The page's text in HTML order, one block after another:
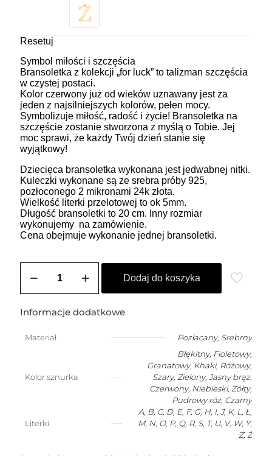
Resetuj
Symbol miłości i szczęścia
Bransoletka z kolekcji „for luck” to talizman szczęścia
w czystej postaci.
Kolor czerwony już od wieków uznawany jest za
jeden z najsilniejszych kolorów, pełen mocy.
Symbolizuje miłość, radość i życie! Bransoletka na
szczęście zostanie stworzona z myślą o Tobie. Jej
moc sprawi, że każdy Twój dzień stanie się
wyjątkowy!
Dziecięca bransoletka wykonana jest jedwabnej nitki.
Kuleczki wykonane są ze srebra próby 925,
pozłoconego 2 mikronami 24k złota.
Wielkość literki przelotowej to ok 5mm.
Długość bransoletki to 20 cm. Inny rozmiar
wykonujemy na zamówienie.
Cena obejmuje wykonanie jednej bransoletki.
Bransoletka
dziecka
10
lat)
literką
Dodaj do koszyka
Informacje dodatkowe
Materiał Pozłacany, Srebrny
Kolor sznurka
Błękitny, Fioletowy,
Granatowy, Khaki, Różowy,
Szary, Zielony, Jasny brąz,
Czerwony, Niebieski, Żółty,
Pudrowy róż, Czarny
Literki
A, B, C, D, E, F, G, H, I, J, K, L, Ł,
M, N, O, P, Q, R, S, T, U, V, W, Y,
Z, Ż